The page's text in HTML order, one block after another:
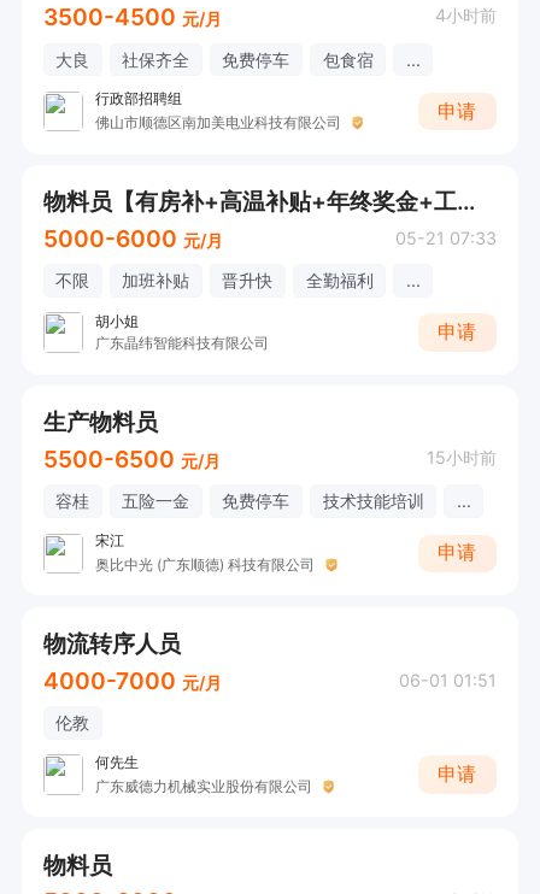
3500-4500 元/月 4小时前
大良 社保齐全 免费停车 包食宿 ...
行政部招聘组
佛山市顺德区南加美电业科技有限公司
申请
物料员【有房补+高温补贴+年终奖金+工龄奖+全勤福利+加班补贴+晋升快+节日慰问+免费旅游】
5000-6000 元/月 05-21 07:33
不限 加班补贴 晋升快 全勤福利 ...
胡小姐
广东晶纬智能科技有限公司
申请
生产物料员
5500-6500 元/月 15小时前
容桂 五险一金 免费停车 技术技能培训 ...
宋江
奥比中光 (广东顺德) 科技有限公司
申请
物流转序人员
4000-7000 元/月 06-01 01:51
伦教
何先生
广东威德力机械实业股份有限公司
申请
物料员